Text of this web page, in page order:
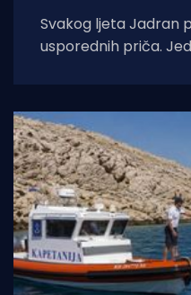
Svakog ljeta Jadran
usporednih priča.